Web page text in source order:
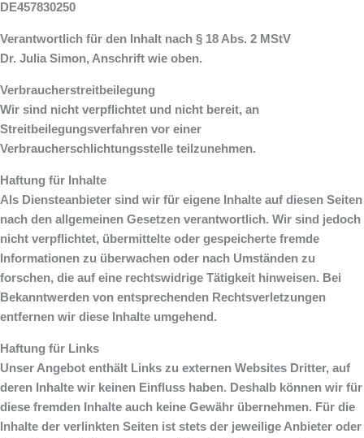
DE457830250
Verantwortlich für den Inhalt nach § 18 Abs. 2 MStV
Dr. Julia Simon, Anschrift wie oben.
Verbraucherstreitbeilegung
Wir sind nicht verpflichtet und nicht bereit, an
Streitbeilegungsverfahren vor einer
Verbraucherschlichtungsstelle teilzunehmen.
Haftung für Inhalte
Als Diensteanbieter sind wir für eigene Inhalte auf diesen Seiten
nach den allgemeinen Gesetzen verantwortlich. Wir sind jedoch
nicht verpflichtet, übermittelte oder gespeicherte fremde
Informationen zu überwachen oder nach Umständen zu
forschen, die auf eine rechtswidrige Tätigkeit hinweisen. Bei
Bekanntwerden von entsprechenden Rechtsverletzungen
entfernen wir diese Inhalte umgehend.
Haftung für Links
Unser Angebot enthält Links zu externen Websites Dritter, auf
deren Inhalte wir keinen Einfluss haben. Deshalb können wir für
diese fremden Inhalte auch keine Gewähr übernehmen. Für die
Inhalte der verlinkten Seiten ist stets der jeweilige Anbieter oder